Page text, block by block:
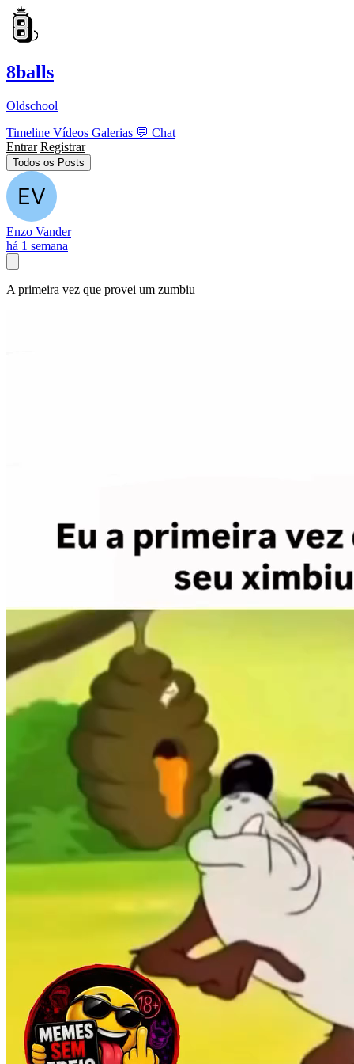
8balls
Oldschool
Timeline Vídeos Galerias 💬 Chat
Entrar Registrar
Todos os Posts
Enzo Vander
há 1 semana
A primeira vez que provei um zumbiu